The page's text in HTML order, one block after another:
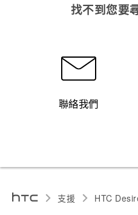
找不到您要
聯絡我們
支援 HTC